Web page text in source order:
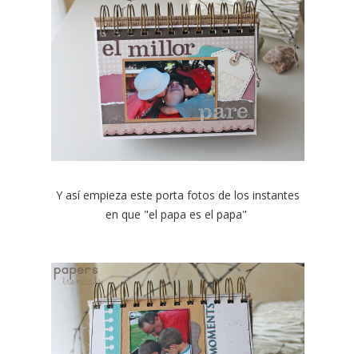
Y así empieza este porta fotos de los instantes
en que "el papa es el papa"